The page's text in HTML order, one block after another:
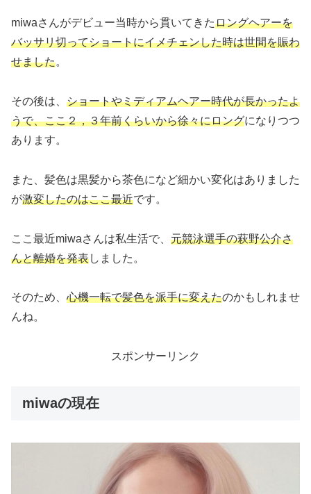
miwaさんがデビュー当時から貫いてきたロングヘアーを
バッサリ切ってショートにイメチェンした時は世間を賑わ
せました。
その後は、 ショートやミディアムヘアー時代が長かったよ
うで、ここ２，３年前くらいから徐々にロングになりつつ
あります。
また、髪色は黒髪から茶色になど細かい変化はありました
が激変したのはここ最近です。
ここ最近miwaさんは私生活で、 元競泳選手の萩野公介さ
んと離婚を発表しました。
そのため、 心機一転で髪色を派手に変えたのかもしれませ
んね。
スポンサーリンク
miwaの現在